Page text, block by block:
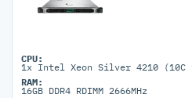
CPU:
1x Intel Xeon Silver 4210 (10C
RAM:
16GB DDR4 RDIMM 2666MHz